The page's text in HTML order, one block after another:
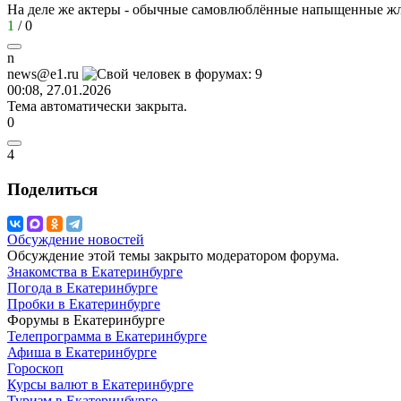
На деле же актеры - обычные самовлюблённые напыщенные
1 /0
n
news@e1.ru
00:08, 27.01.2026
Тема автоматически закрыта.
0
4
Поделиться
Обсуждение новостей
Обсуждение этой темы закрыто модератором форума.
Знакомства в Екатеринбурге
Погода в Екатеринбурге
Пробки в Екатеринбурге
Форумы в Екатеринбурге
Телепрограмма в Екатеринбурге
Афиша в Екатеринбурге
Гороскоп
Курсы валют в Екатеринбурге